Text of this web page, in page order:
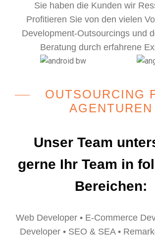
Sie haben die Kunden wir
Profitieren Sie von den vielen
Development-Outsourcings und
Beratung durch erfahrene
OUTSOURCING
AGENTUREN
Unser Team
gerne Ihr Team in
Bereichen:
Web Developer • E-Commerce
Developer • SEO & SEA •